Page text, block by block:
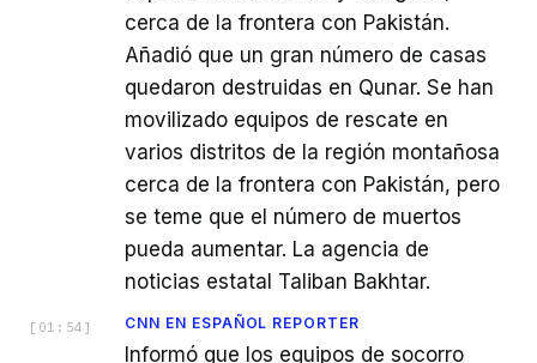
cerca de la frontera con Pakistán.
Añadió que un gran número de casas
quedaron destruidas en Qunar. Se han
movilizado equipos de rescate en
varios distritos de la región montañosa
cerca de la frontera con Pakistán, pero
se teme que el número de muertos
pueda aumentar. La agencia de
noticias estatal Taliban Bakhtar.
[ 01:54 ] CNN EN ESPAÑOL REPORTER
Informó que los equipos de socorro